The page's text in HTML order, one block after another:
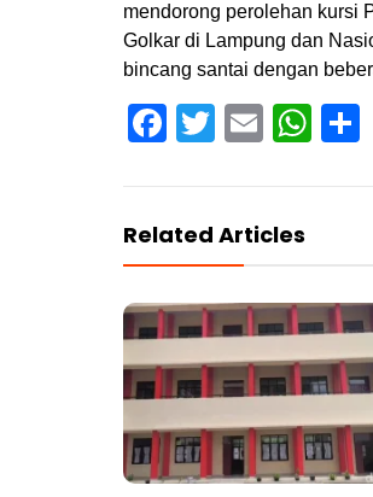
mendorong perolehan kursi
Golkar di Lampung dan
bincang santai dengan
Facebook
TwitterEmail
Related Articles